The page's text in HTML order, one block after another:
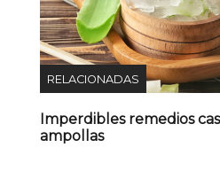
RELACIONADAS
Imperdibles remedios
ampollas